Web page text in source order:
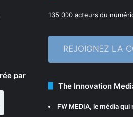
par
135 000 acteurs du
REJOIGNEZ LA
The Innovation
FW MEDIA, le média qui